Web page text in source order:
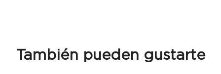
También pueden gustarte